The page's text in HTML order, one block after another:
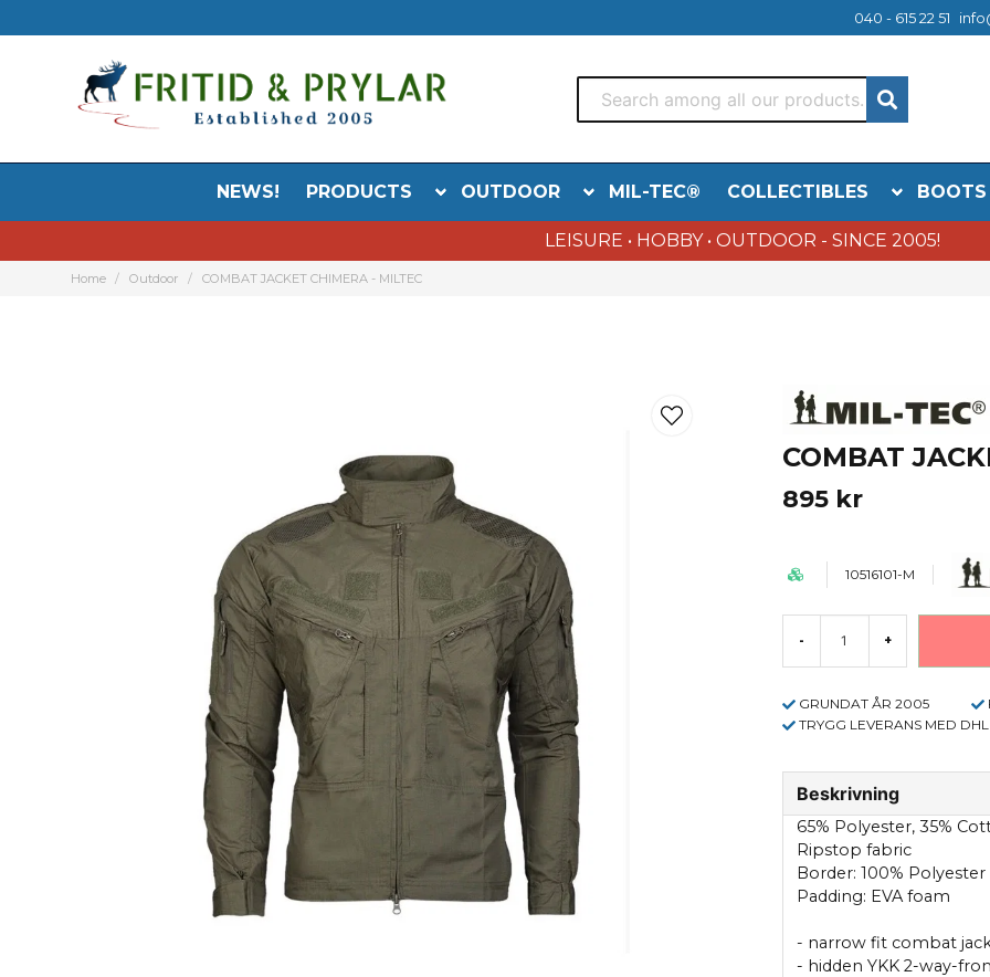
040 - 615 22 51
NEWS! PRODUCTS OUTDOOR MIL-TEC® COLLECTIBLES BOOTS
LEISURE • HOBBY • OUTDOOR - SINCE 2005!
Home Outdoor COMBAT JACKET CHIMERA - MILTEC
COMBAT
895 kr
10516101-M
- +
GRUNDAT ÅR 2005
TRYGG LEVERANS MED DHL
Beskrivning
65% Polyester, 35%
Ripstop fabric
Border: 100% Polyester
Padding: EVA foam
- narrow fit combat
- hidden YKK 2-way-